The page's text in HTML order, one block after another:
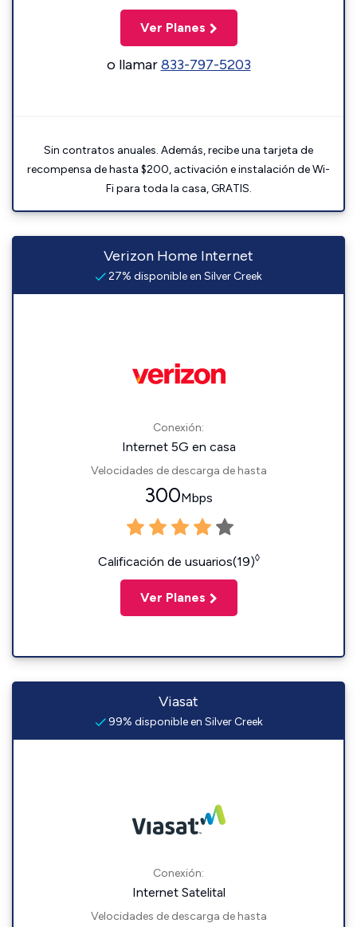
Ver Planes
o llamar833-797-5203
Sin contratos anuales. Además, recibe una tarjeta de
recompensa de hasta $200, activación e instalación de Wi-
Fi para toda la casa, GRATIS.
Verizon Home Internet
27% disponible en Silver Creek
Conexión:
Internet 5G en casa
Velocidades de descarga de hasta
300Mbps
Calificación de usuarios(19)◊
Ver Planes
Viasat
99% disponible en Silver Creek
Conexión:
Internet Satelital
Velocidades de descarga de hasta